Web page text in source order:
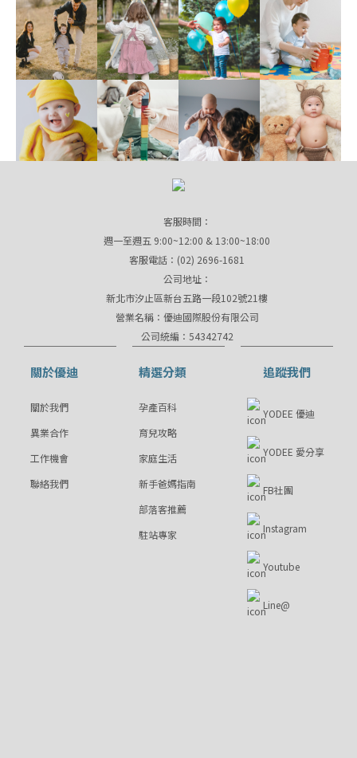
客服時間：
週一至週五 9:00~12:00 & 13:00~18:00
客服電話：(02) 2696-1681
公司地址：
新北市汐止區新台五路一段102號21樓
營業名稱：優迪國際股份有限公司
公司統編：54342742
關於優迪
關於我們
異業合作
工作機會
聯絡我們
精選分類
孕產百科
育兒攻略
家庭生活
新手爸媽指南
部落客推薦
駐站專家
追蹤我們
YODEE 優迪
YODEE 愛分享
FB社團
Instagram
Youtube
Line@